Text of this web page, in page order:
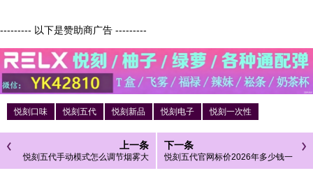
--------- 以下是赞助商广告 ---------
悦刻口味 悦刻五代 悦刻新品 悦刻电子 悦刻一次性
上一条
悦刻五代手动模式怎么调节烟雾大
小？悦刻五代使用教程
下一条
悦刻五代官网标价2026年多少钱一
支？